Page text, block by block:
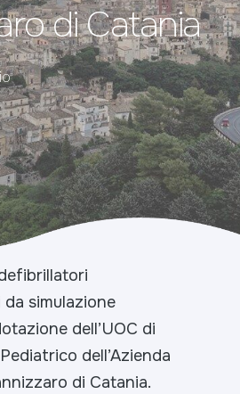
di Catania
simulazione
dell’UOC di
dell’Azienda
di Catania.